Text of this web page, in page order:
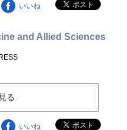
いいね
and Allied Sciences
る
いいね